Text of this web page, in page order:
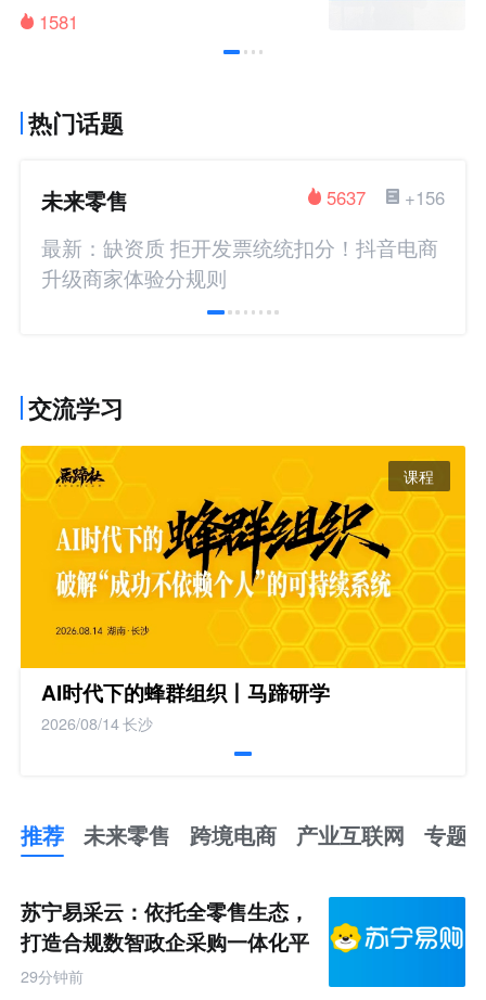
1581
热门话题
未来零售 +156
5637
最新：缺资质 拒开发票统统扣分！抖音电商
升级商家体验分规则
交流学习
课程
AI时代下的蜂群组织丨马蹄研学
2026/08/14长沙
推荐 未来零售 跨境电商 产业互联网 专题
未
来
零
售
跨
境
苏宁易采云：依托全零售生态，
打造合规数智政企采购一体化平
台
29分钟前